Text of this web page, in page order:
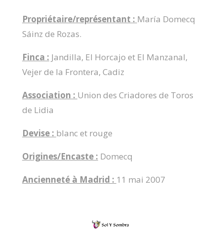
Propriétaire/représentant : María Domecq
Sáinz de Rozas.
Finca : Jandilla, El Horcajo et El Manzanal,
Vejer de la Frontera, Cadiz
Association : Union des Criadores de Toros
de Lidia
Devise : blanc et rouge
Origines/Encaste : Domecq
Ancienneté à Madrid : 11 mai 2007